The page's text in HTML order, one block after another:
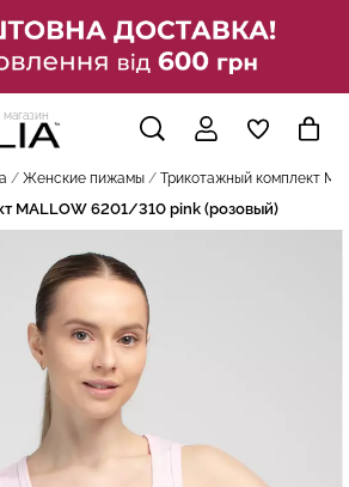
Женские пижамы Трикотажный комплект
MALLOW 6201/310 pink (розовый)
ТОВАРЫ